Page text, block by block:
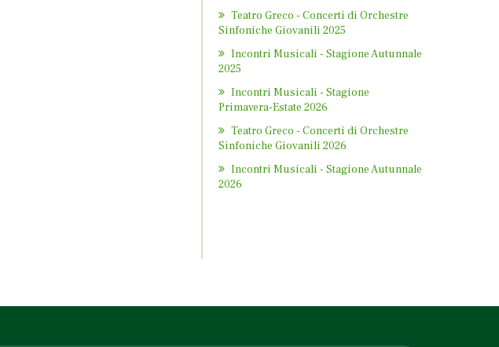
Teatro Greco - Concerti di Orchestre
Sinfoniche Giovanili 2025
Incontri Musicali - Stagione Autunnale
2025
Incontri Musicali - Stagione
Primavera-Estate 2026
Teatro Greco - Concerti di Orchestre
Sinfoniche Giovanili 2026
Incontri Musicali - Stagione Autunnale
2026